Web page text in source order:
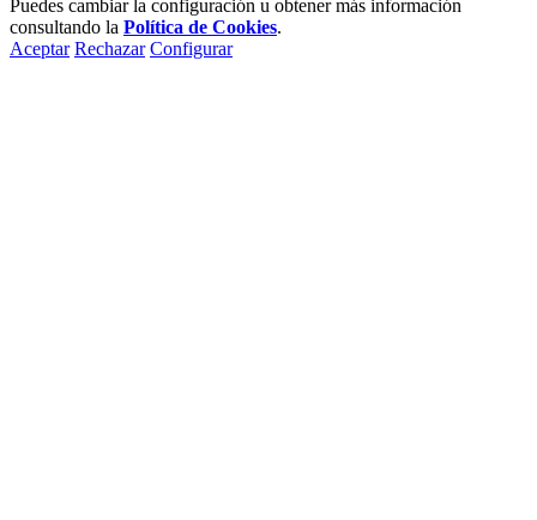
Puedes cambiar la configuración u obtener más información
consultando la Política de Cookies.
Aceptar Rechazar Configurar